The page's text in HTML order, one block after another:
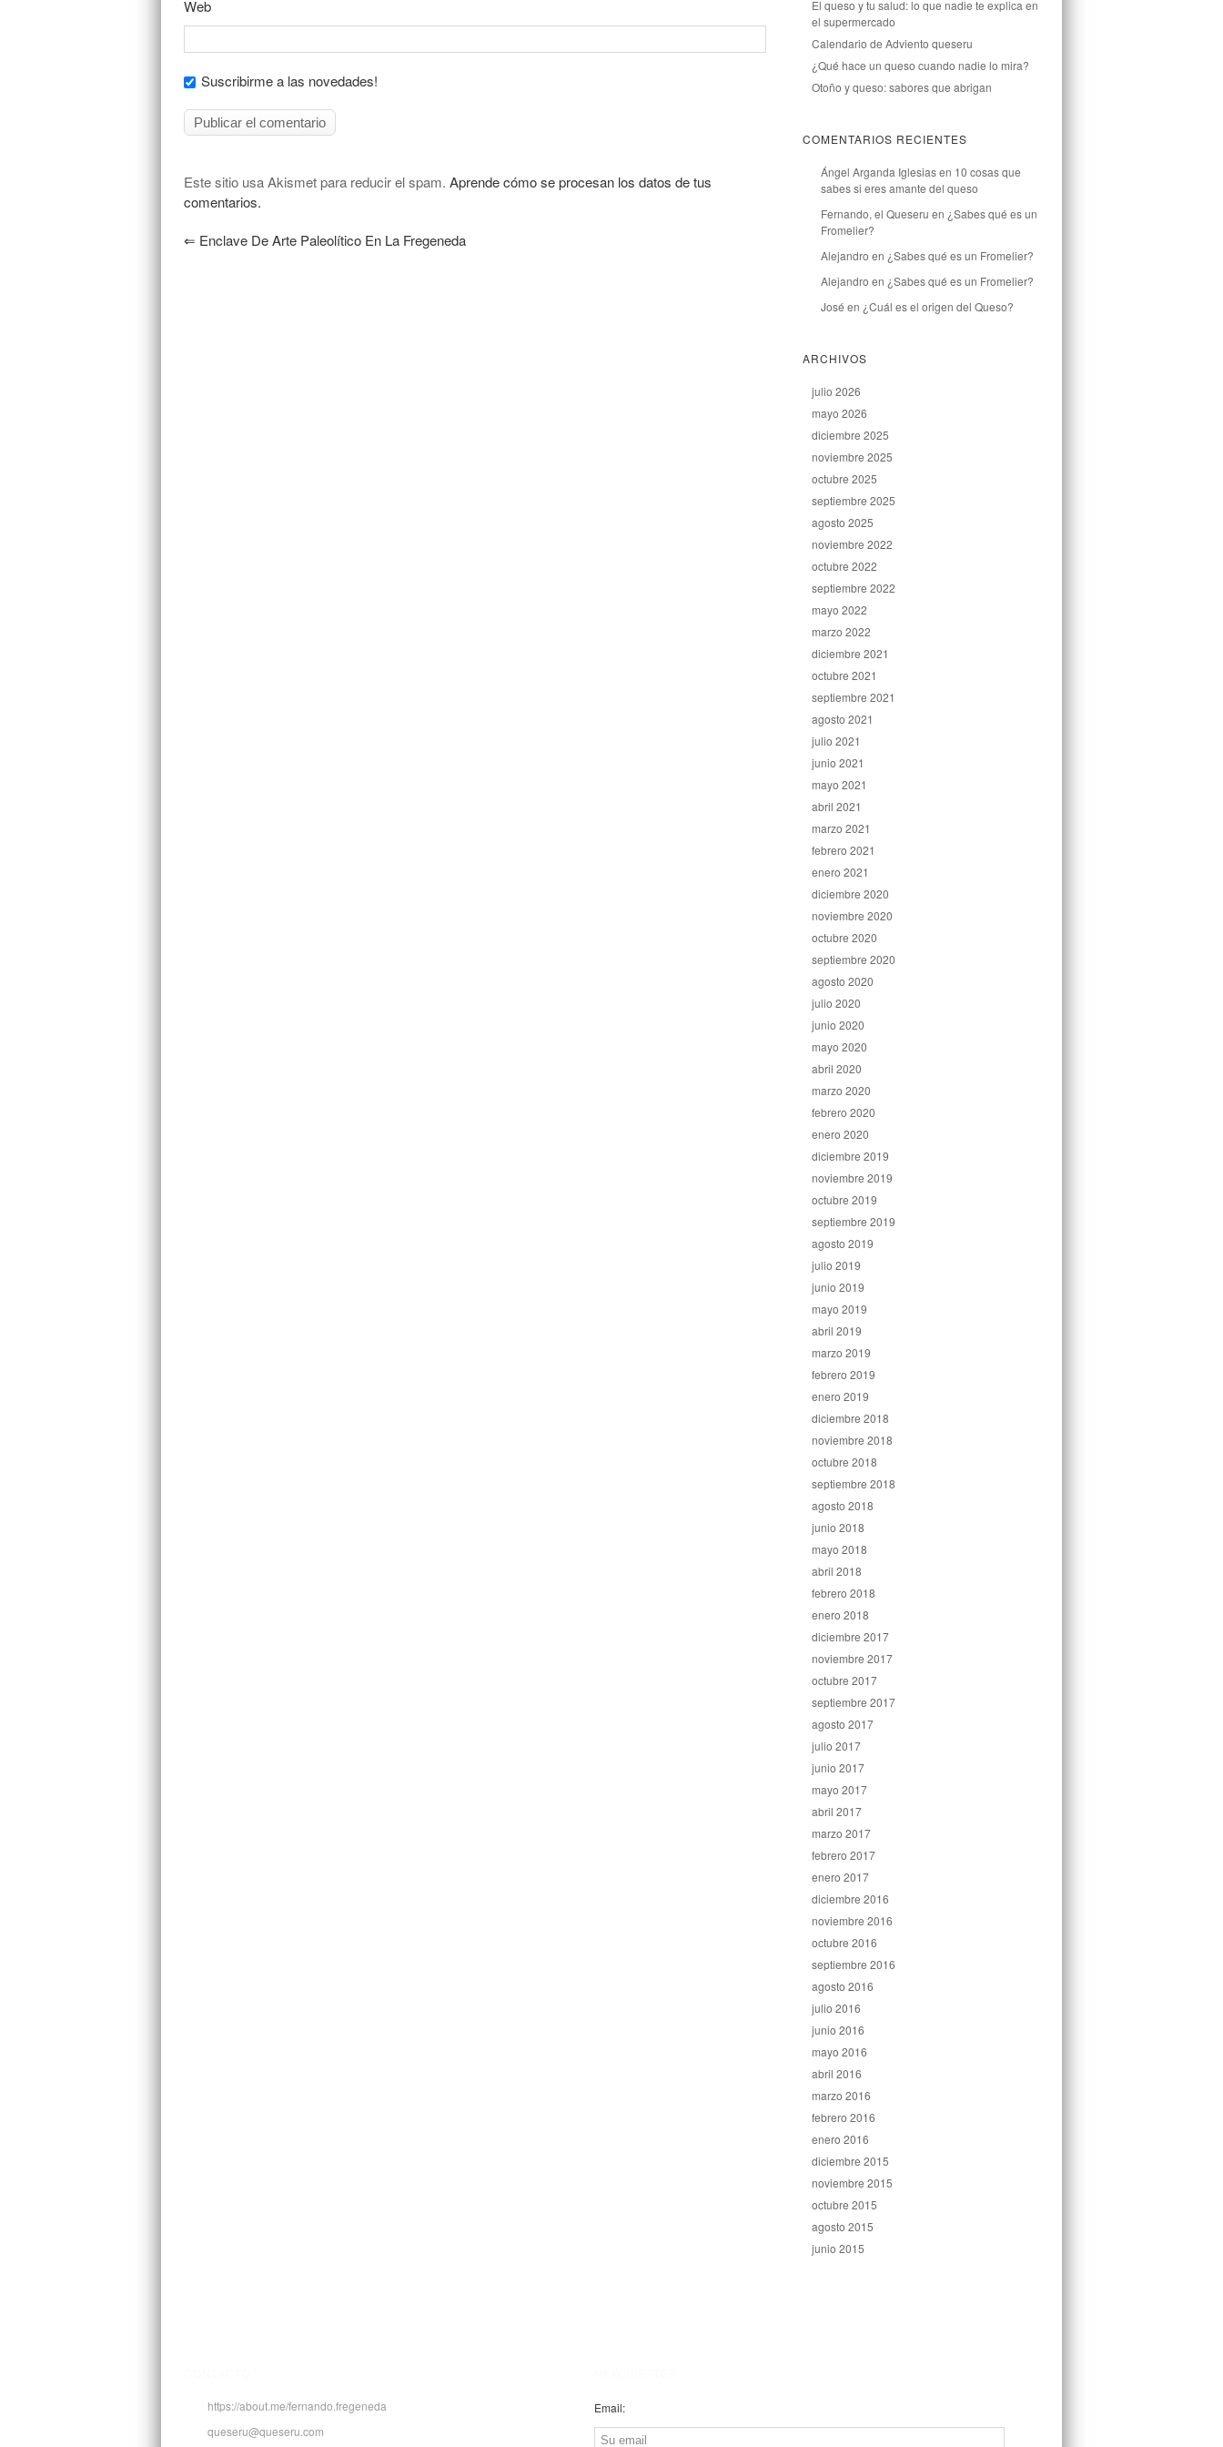
Web
Suscribirme a las novedades!
Este sitio usa Akismet para reducir el spam. Aprende cómo se procesan los datos de tus
comentarios.
⇐ Enclave De Arte Paleolítico En La Fregeneda
El queso y tu salud: lo que nadie te explica en
el supermercado
Calendario de Adviento queseru
¿Qué hace un queso cuando nadie lo mira?
Otoño y queso: sabores que abrigan
COMENTARIOS RECIENTES
Ángel Arganda Iglesiasen 10 cosas que
sabes si eres amante del queso
Fernando, el Queseru en ¿Sabes qué es un
Fromelier?
Alejandro en ¿Sabes qué es un Fromelier?
Alejandro en ¿Sabes qué es un Fromelier?
José en ¿Cuál es el origen del Queso?
ARCHIVOS
julio 2026
mayo 2026
diciembre 2025
noviembre 2025
octubre 2025
septiembre 2025
agosto 2025
noviembre 2022
octubre 2022
septiembre 2022
mayo 2022
marzo 2022
diciembre 2021
octubre 2021
septiembre 2021
agosto 2021
julio 2021
junio 2021
mayo 2021
abril 2021
marzo 2021
febrero 2021
enero 2021
diciembre 2020
noviembre 2020
octubre 2020
septiembre 2020
agosto 2020
julio 2020
junio 2020
mayo 2020
abril 2020
marzo 2020
febrero 2020
enero 2020
diciembre 2019
noviembre 2019
octubre 2019
septiembre 2019
agosto 2019
julio 2019
junio 2019
mayo 2019
abril 2019
marzo 2019
febrero 2019
enero 2019
diciembre 2018
noviembre 2018
octubre 2018
septiembre 2018
agosto 2018
junio 2018
mayo 2018
abril 2018
febrero 2018
enero 2018
diciembre 2017
noviembre 2017
octubre 2017
septiembre 2017
agosto 2017
julio 2017
junio 2017
mayo 2017
abril 2017
marzo 2017
febrero 2017
enero 2017
diciembre 2016
noviembre 2016
octubre 2016
septiembre 2016
agosto 2016
julio 2016
junio 2016
mayo 2016
abril 2016
marzo 2016
febrero 2016
enero 2016
diciembre 2015
noviembre 2015
octubre 2015
agosto 2015
junio 2015
https://about.me/fernando.fregeneda
queseru@queseru.com
Email: